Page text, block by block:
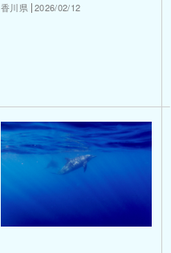
香川県 2026/02/12